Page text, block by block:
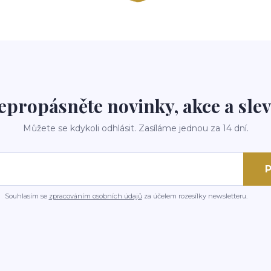
novinky, akce a
Můžete se kdykoli odhlásit. Zasíláme jednou za 14 dní.
Souhlasím se zpracováním osobních údajůza účelem rozesílky newsletteru.